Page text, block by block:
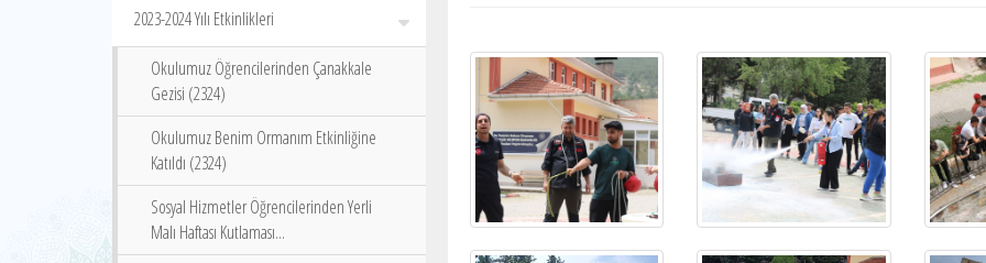
2023-2024 Yılı Etkinlikleri
Okulumuz Öğrencilerinden Çanakkale
Gezisi (2324)
Okulumuz Benim Ormanım Etkinliğine
Katıldı (2324)
Sosyal Hizmetler Öğrencilerinden Yerli
Malı Haftası Kutlaması...